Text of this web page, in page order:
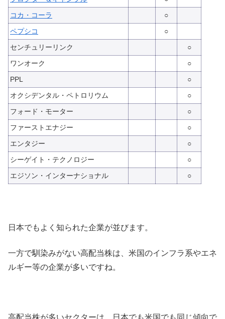
コカ・コーラ
○
ペプシコ
○
センチュリーリンク
○
ワンオーク
○
PPL
○
オクシデンタル・ペトロリウム
○
フォード・モーター
○
ファーストエナジー
○
エンタジー
○
シーゲイト・テクノロジー
○
エジソン・インターナショナル
○
日本でもよく知られた企業が並びます。
一方で馴染みがない高配当株は、米国のインフラ系やエネ
ルギー等の企業が多いですね。